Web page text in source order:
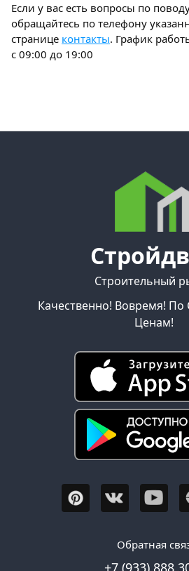
Если у вас есть вопросы по
обращайтесь по телефону
странице контакты. График
с 09:00 до 19:00
Строительный
Качественно! Вовремя!
Ценам!
Обратная
+7 (933) 888